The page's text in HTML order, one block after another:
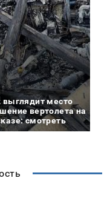
выглядит место
вертолета на
смотреть